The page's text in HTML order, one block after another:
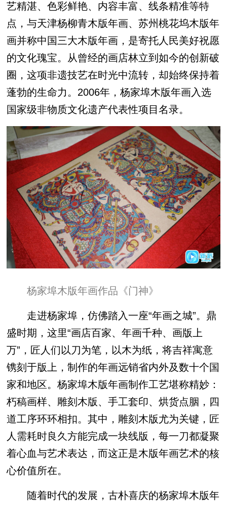
艺精湛、色彩鲜艳、内容丰富、线条精准等特
点，与天津杨柳青木版年画、苏州桃花坞木版年
画并称中国三大木版年画，是寄托人民美好祝愿
的文化瑰宝。从曾经的画店林立到如今的创新破
圈，这项非遗技艺在时光中流转，却始终保持着
蓬勃的生命力。2006年，杨家埠木版年画入选
国家级非物质文化遗产代表性项目名录。
杨家埠木版年画作品《门神》
走进杨家埠，仿佛踏入一座“年画之城”。鼎
盛时期，这里“画店百家、年画千种、画版上
万”，匠人们以刀为笔，以木为纸，将吉祥寓意
镌刻于版上，制作的年画远销省内外及数十个国
家和地区。杨家埠木版年画制作工艺堪称精妙：
朽稿画样、雕刻木版、手工套印、烘货点胭，四
道工序环环相扣。其中，雕刻木版尤为关键，匠
人需耗时良久方能完成一块线版，每一刀都凝聚
着心血与艺术表达，而这正是木版年画艺术的核
心价值所在。
随着时代的发展，古朴喜庆的杨家埠木版年